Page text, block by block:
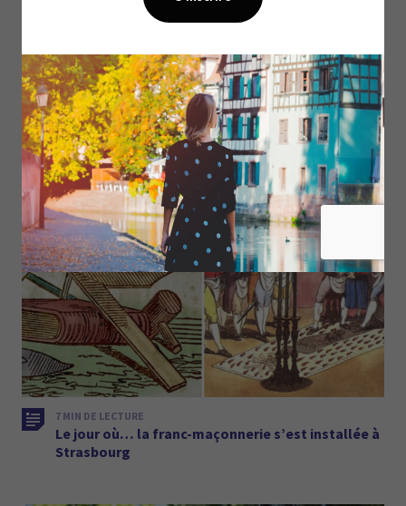
3 MIN DE LECTURE
Le Grand Orient de France : la liberté de
conscience comme horizon
7 MIN DE LECTURE
Le jour où… la franc-maçonnerie s’est installée à
Strasbourg